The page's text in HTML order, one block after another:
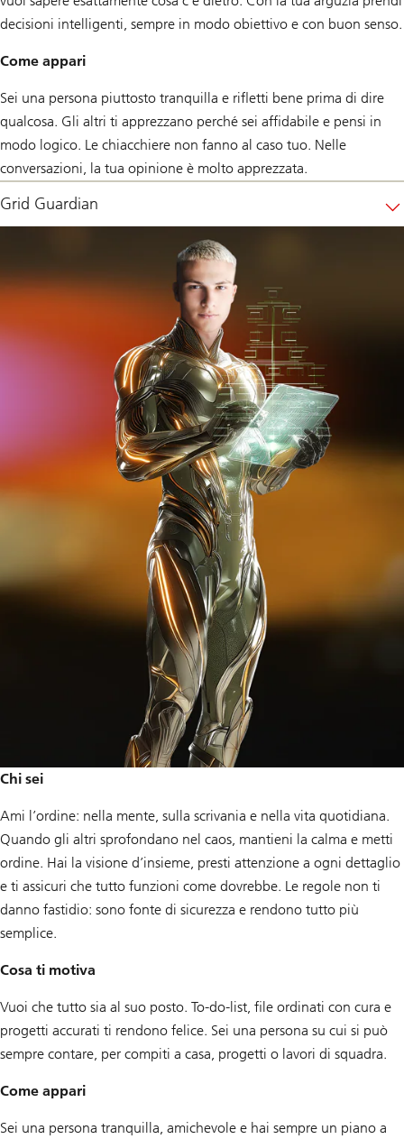
decisioni intelligenti, sempre in modo obiettivo e con buon senso.
Come appari
Sei una persona piuttosto tranquilla e rifletti bene prima di dire
qualcosa. Gli altri ti apprezzano perché sei affidabile e pensi in
modo logico. Le chiacchiere non fanno al caso tuo. Nelle
conversazioni, la tua opinione è molto apprezzata.
Grid Guardian
Chi sei
Ami l’ordine: nella mente, sulla scrivania e nella vita quotidiana.
Quando gli altri sprofondano nel caos, mantieni la calma e metti
ordine. Hai la visione d’insieme, presti attenzione a ogni dettaglio
e ti assicuri che tutto funzioni come dovrebbe. Le regole non ti
danno fastidio: sono fonte di sicurezza e rendono tutto più
semplice.
Cosa ti motiva
Vuoi che tutto sia al suo posto. To-do-list, file ordinati con cura e
progetti accurati ti rendono felice. Sei una persona su cui si può
sempre contare, per compiti a casa, progetti o lavori di squadra.
Come appari
Sei una persona tranquilla, amichevole e hai sempre un piano a